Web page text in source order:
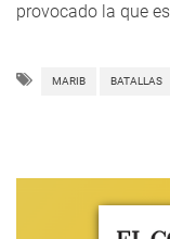
provocado la que
MARIB BATALLAS